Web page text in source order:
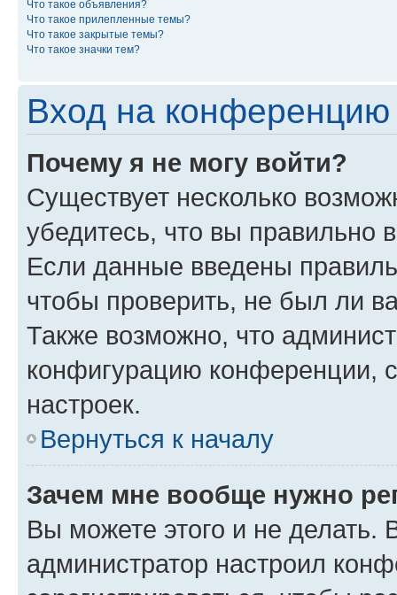
Что такое объявления?
Что такое прилепленные темы?
Что такое закрытые темы?
Что такое значки тем?
Вход на конференцию
Почему я не могу войти?
Существует несколько
убедитесь, что вы правильно
Если данные введены
чтобы проверить, не был ли
Также возможно, что
конфигурацию конференции,
настроек.
Вернуться к началу
Зачем мне вообще нужно
Вы можете этого и не делать.
администратор настроил